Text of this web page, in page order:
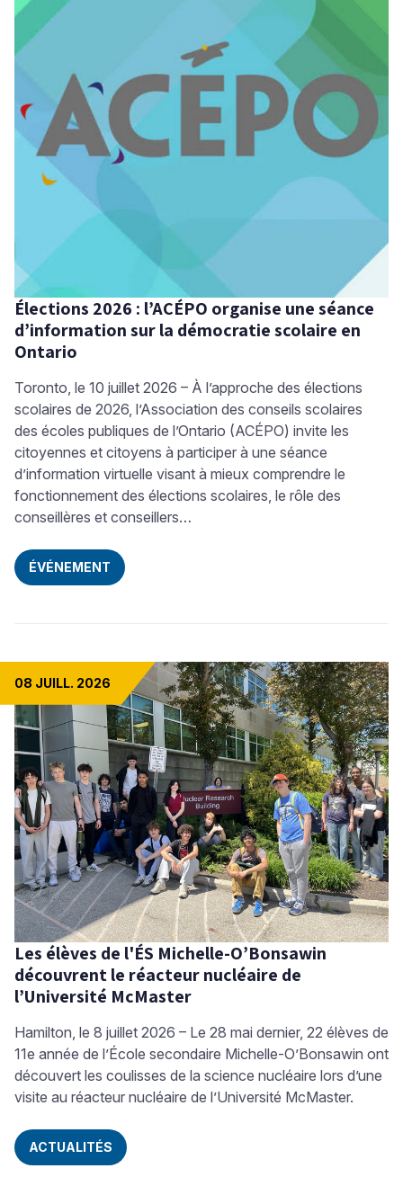
Tous
Élémentaire
Secondaire
RECHERCHER
Élections 2026 : l’ACÉPO organise une séance
d’information sur la démocratie scolaire en
Ontario
Toronto, le 10 juillet 2026 – À l’approche des élections
scolaires de 2026, l’Association des conseils scolaires
des écoles publiques de l’Ontario (ACÉPO) invite les
citoyennes et citoyens à participer à une séance
d’information virtuelle visant à mieux comprendre le
fonctionnement des élections scolaires, le rôle des
conseillères et conseillers…
ÉVÉNEMENT
08 JUILL. 2026
Les élèves de l'ÉS Michelle-O’Bonsawin
découvrent le réacteur nucléaire de
l’Université McMaster
Hamilton, le 8 juillet 2026 – Le 28 mai dernier, 22 élèves de
11e année de l’École secondaire Michelle-O’Bonsawin ont
découvert les coulisses de la science nucléaire lors d’une
visite au réacteur nucléaire de l’Université McMaster.
ACTUALITÉS